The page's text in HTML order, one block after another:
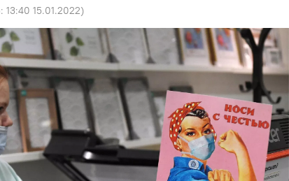
13:40 15.01.2022)